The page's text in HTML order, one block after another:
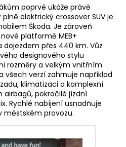
poprvé ukáže právě
elektrický crossover SUV je
Škoda. Je zároveň
platformě MEB+
přes 440 km. Vůz
designového stylu
rozměry a velkým vnitřním
všech verzí zahrnuje například
klimatizaci a komplexní
airbagů, pokročilé jízdní
Rychlé nabíjení usnadňuje
městském provozu.